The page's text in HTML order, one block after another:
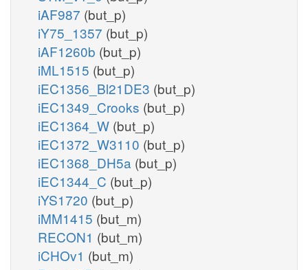
iAF987 (but_p)
iY75_1357 (but_p)
iAF1260b (but_p)
iML1515 (but_p)
iEC1356_Bl21DE3 (but_p)
iEC1349_Crooks (but_p)
iEC1364_W (but_p)
iEC1372_W3110 (but_p)
iEC1368_DH5a (but_p)
iEC1344_C (but_p)
iYS1720 (but_p)
iMM1415 (but_m)
RECON1 (but_m)
iCHOv1 (but_m)